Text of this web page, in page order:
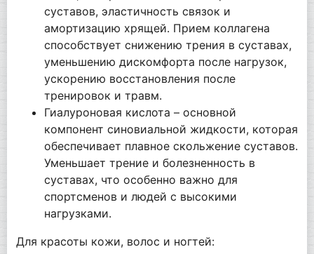
суставов, эластичность связок и
амортизацию хрящей. Прием коллагена
способствует снижению трения в суставах,
уменьшению дискомфорта после нагрузок,
ускорению восстановления после
тренировок и травм.
Гиалуроновая кислота – основной
компонент синовиальной жидкости, которая
обеспечивает плавное скольжение суставов.
Уменьшает трение и болезненность в
суставах, что особенно важно для
спортсменов и людей с высокими
нагрузками.
Для красоты кожи, волос и ногтей: